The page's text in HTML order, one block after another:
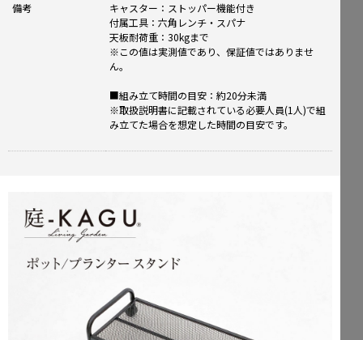
備考
キャスター：ストッパー機能付き
付属工具：六角レンチ・スパナ
天板耐荷重：30kgまで
※この値は実測値であり、保証値ではありませ
ん。
■組み立て時間の目安：約20分未満
※取扱説明書に記載されている必要人員(1人)で組
み立てた場合を想定した時間の目安です。